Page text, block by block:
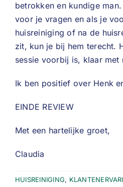
betrokken en kundige
voor je vragen en als je
huisreiniging of na de
zit, kun je bij hem terecht.
sessie voorbij is, klaar met
Ik ben positief over Henk
EINDE REVIEW
Met een hartelijke groet,
Claudia
HUISREINIGING,